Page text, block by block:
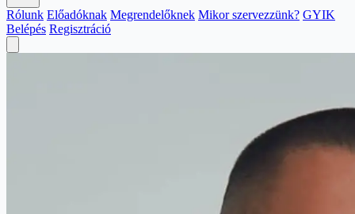
Rólunk Előadóknak Megrendelőknek Mikor szervezzünk? GYIK
Belépés Regisztráció